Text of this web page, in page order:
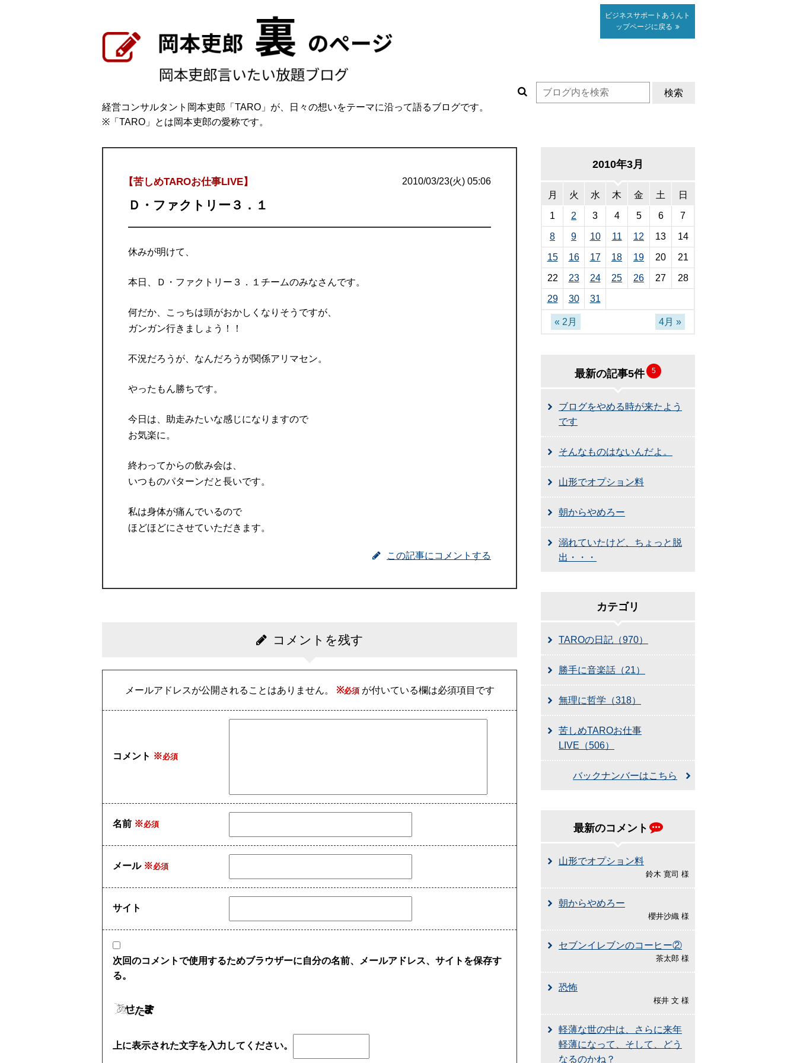
経営コンサルタント岡本吏郎「TARO」が、日々の想いをテーマに沿って語るブログです。
※「TARO」とは岡本吏郎の愛称です。
ビジネスサポート あうん ト
ップページに戻る
検索
【苦しめTAROお仕事LIVE】 2010/03/23(火) 05:06
Ｄ・ファクトリー３．１
休みが明けて、
本日、Ｄ・ファクトリー３．１チームのみなさんです。
何だか、こっちは頭がおかしくなりそうですが、
ガンガン行きましょう！！
不況だろうが、なんだろうが関係アリマセン。
やったもん勝ちです。
今日は、助走みたいな感じになりますので
お気楽に。
終わってからの飲み会は、
いつものパターンだと長いです。
私は身体が痛んでいるので
ほどほどにさせていただきます。
この記事にコメントする
コメントを残す
メールアドレスが公開されることはありません。 ※ が付いている欄は必須項目です
コメント ※
名前 ※
メール ※
サイト
次回のコメントで使用するためブラウザーに自分の名前、メールアドレス、サイトを保存す
る。
上に表示された文字を入力してください。
2010年3月
月 火 水 木 金 土 日
1 2 3 4 5 6 7
8 9 10 11 12 13 14
15 16 17 18 19 20 21
22 23 24 25 26 27 28
29 30 31
« 2月 4月 »
最新の記事5件 5
ブログをやめる時が来たよう
です
そんなものはないんだよ。
山形でオプション料
朝からやめろー
溺れていたけど、ちょっと脱
出・・・
カテゴリ
TAROの日記（970）
勝手に音楽話（21）
無理に哲学（318）
苦しめTAROお仕事
LIVE（506）
バックナンバーはこちら
最新のコメント
山形でオプション料
鈴木 寛司 様
朝からやめろー
櫻井沙織 様
セブンイレブンのコーヒー②
茶太郎 様
恐怖
桜井 文 様
軽薄な世の中は、さらに来年
軽薄になって、そして、どう
なるのかね？